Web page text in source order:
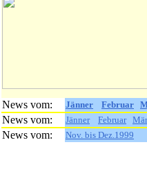
News vom: Jänner Februar
News vom: Jänner Februar
News vom: Nov. bis Dez.1999